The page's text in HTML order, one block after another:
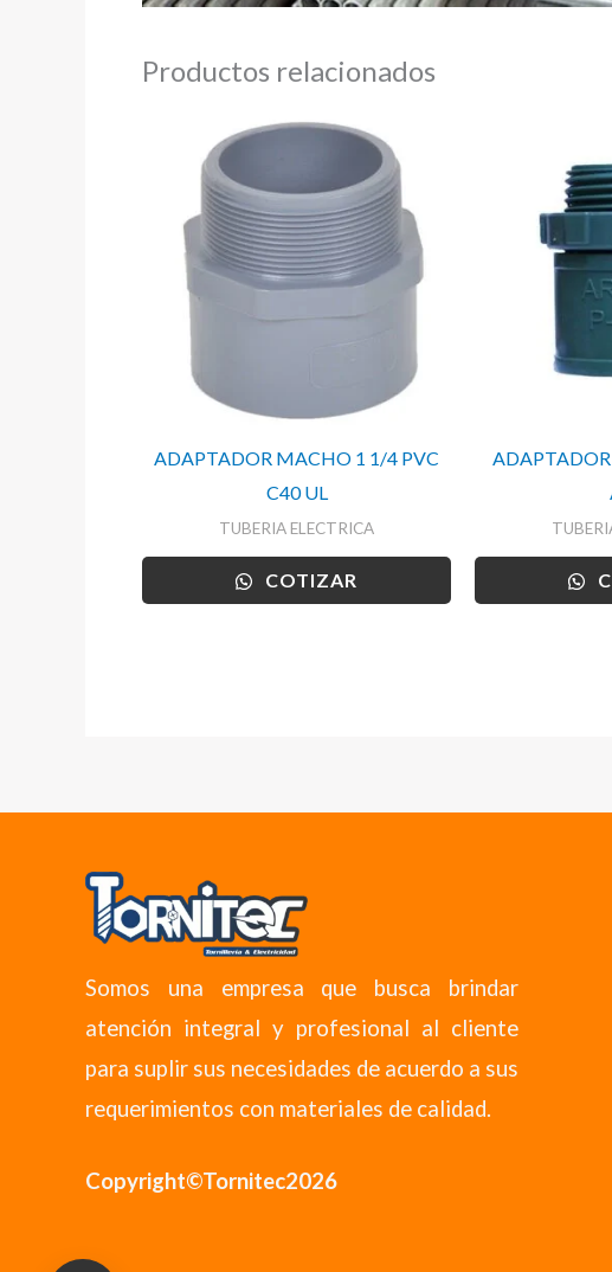
Productos relacionados
ADAPTADOR MACHO 1 1/4 PVC
C40 UL
TUBERIA ELECTRICA
COTIZAR
Somos una empresa que busca brindar
atención integral y profesional al cliente
para suplir sus necesidades de acuerdo a sus
requerimientos con materiales de calidad.
Copyright©Tornitec2026